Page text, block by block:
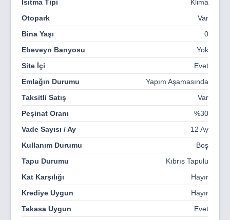
Isıtma Tipi
Klima
Otopark
Var
Bina Yaşı
0
Ebeveyn Banyosu
Yok
Site İçi
Evet
Emlağın Durumu
Yapım Aşamasında
Taksitli Satış
Var
Peşinat Oranı
%30
Vade Sayısı / Ay
12 Ay
Kullanım Durumu
Boş
Tapu Durumu
Kıbrıs Tapulu
Kat Karşılığı
Hayır
Krediye Uygun
Hayır
Takasa Uygun
Evet